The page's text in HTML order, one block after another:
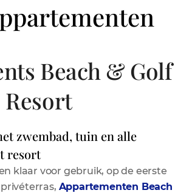
Beach & Golf
Resort
zwembad, tuin en alle
resort
klaar voor gebruik, op de eerste
Appartementen Beach